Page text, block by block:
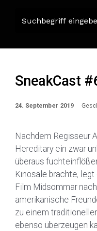
SneakCast
24. September 2019
Nachdem Regisseur
Hereditary ein zwar
überaus
Kinosäle brachte,
Film Midsommar
amerikanische
zu einem
ebenso überzeugen